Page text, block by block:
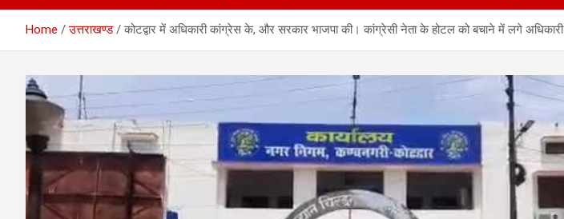
Home उत्तराखण्ड कोटद्वार में अधिकारी कांग्रेस के, और सरकार भाजपा की। कांग्रेसी नेता के होटल को बचाने में लगे अधिकारी